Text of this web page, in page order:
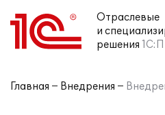
Отраслевые
и
решения
Главная Внедрения